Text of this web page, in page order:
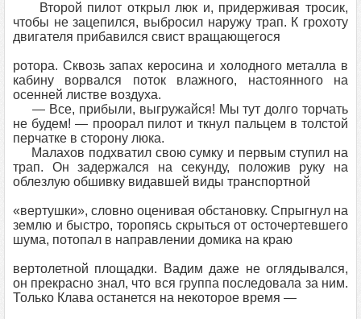
Второй пилот открыл люк и, придерживая тросик,
чтобы не зацепился, выбросил наружу трап. К грохоту
двигателя прибавился свист вращающегося
ротора. Сквозь запах керосина и холодного металла в
кабину ворвался поток влажного, настоянного на
осенней листве воздуха.
— Все, прибыли, выгружайся! Мы тут долго торчать
не будем! — проорал пилот и ткнул пальцем в толстой
перчатке в сторону люка.
Малахов подхватил свою сумку и первым ступил на
трап. Он задержался на секунду, положив руку на
облезлую обшивку видавшей виды транспортной
«вертушки», словно оценивая обстановку. Спрыгнул на
землю и быстро, торопясь скрыться от осточертевшего
шума, потопал в направлении домика на краю
вертолетной площадки. Вадим даже не оглядывался,
он прекрасно знал, что вся группа последовала за ним.
Только Клава останется на некоторое время —